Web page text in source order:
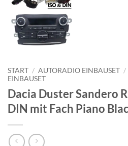
START / AUTORADIO EINBAUSET /
EINBAUSET
Dacia Duster Sandero
DIN mit Fach Piano